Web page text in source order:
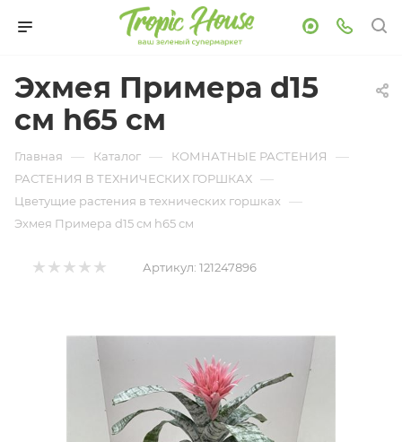
Эхмея Примера d15
см h65 см
Главная — Каталог — КОМНАТНЫЕ РАСТЕНИЯ —
РАСТЕНИЯ В ТЕХНИЧЕСКИХ ГОРШКАХ —
Цветущие растения в технических горшках —
Эхмея Примера d15 см h65 см
Артикул: 121247896